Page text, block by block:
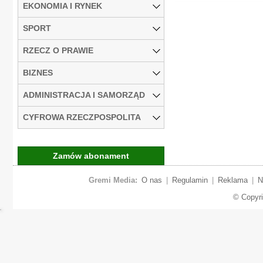
EKONOMIA I RYNEK
SPORT
RZECZ O PRAWIE
BIZNES
ADMINISTRACJA I SAMORZĄD
CYFROWA RZECZPOSPOLITA
Zamów abonament
Gremi Media: O nas Regulamin Reklama
©